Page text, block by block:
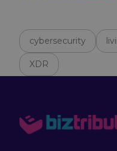
cybersecurity
XDR